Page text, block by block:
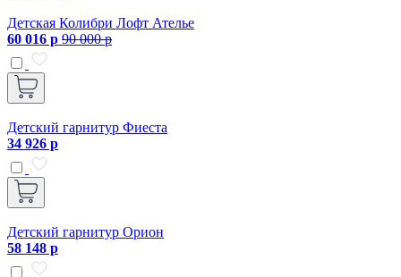
Детская Колибри Лофт Ателье
60 016 р 90 000 р
Детский гарнитур Фиеста
34 926 р
Детский гарнитур Орион
58 148 р